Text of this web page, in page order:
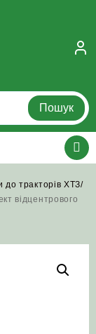
Пошук
до тракторів ХТЗ/
відцентрового